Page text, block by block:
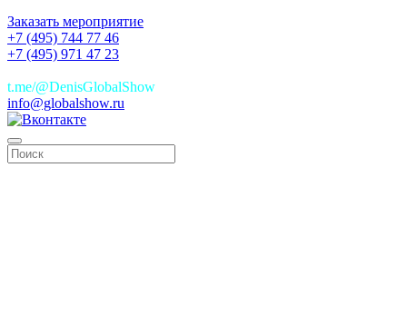
Заказать мероприятие
+7 (495) 744 77 46
+7 (495) 971 47 23
t.me/@DenisGlobalShow
info@globalshow.ru